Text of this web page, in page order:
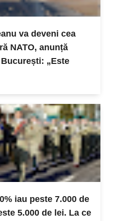
va deveni cea
NATO, anunță
„Este
iau peste 7.000 de
5.000 de lei. La ce